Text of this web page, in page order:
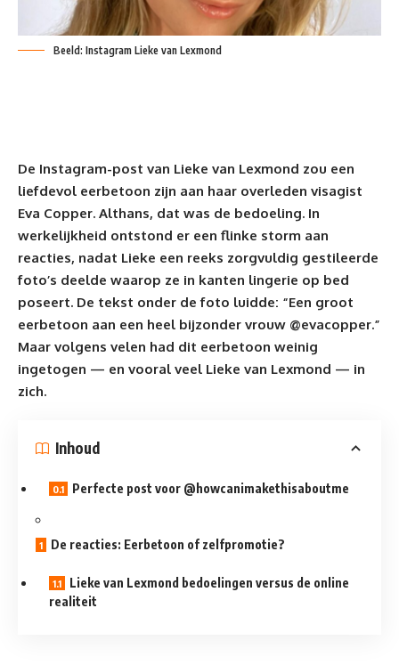
Beeld: Instagram Lieke van Lexmond
De Instagram-post van Lieke van Lexmond zou een
liefdevol eerbetoon zijn aan haar overleden visagist
Eva Copper. Althans, dat was de bedoeling. In
werkelijkheid ontstond er een flinke storm aan
reacties, nadat Lieke een reeks zorgvuldig gestileerde
foto’s deelde waarop ze in kanten lingerie op bed
poseert. De tekst onder de foto luidde: “Een groot
eerbetoon aan een heel bijzonder vrouw @evacopper.”
Maar volgens velen had dit eerbetoon weinig
ingetogen — en vooral veel Lieke van Lexmond — in
zich.
Inhoud
Perfecte post voor @howcanimakethisaboutme
De reacties: Eerbetoon of zelfpromotie?
Lieke van Lexmond bedoelingen versus de online
realiteit